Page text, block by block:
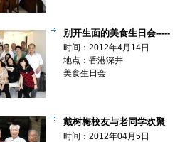
别开生面的美食生日会-----
李松振(香港)高十组【欢聚篇】
时间：2012年4月14日
地点：香港深井
美食生日会
戴树梅校友与老同学欢聚
【欢聚篇】
时间：2012年04月5日